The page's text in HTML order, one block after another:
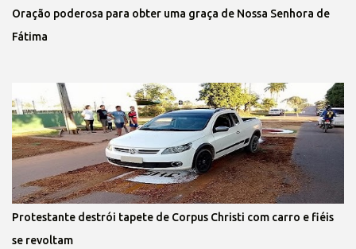
Oração poderosa para obter uma graça de Nossa Senhora de
Fátima
Protestante destrói tapete de Corpus Christi com carro e fiéis
se revoltam